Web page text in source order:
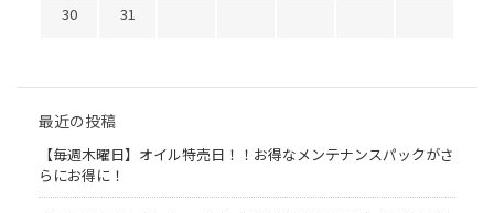
30
31
最近の投稿
【毎週木曜日】オイル特売日！！お得なメンテナンスパックがさ
らにお得に！